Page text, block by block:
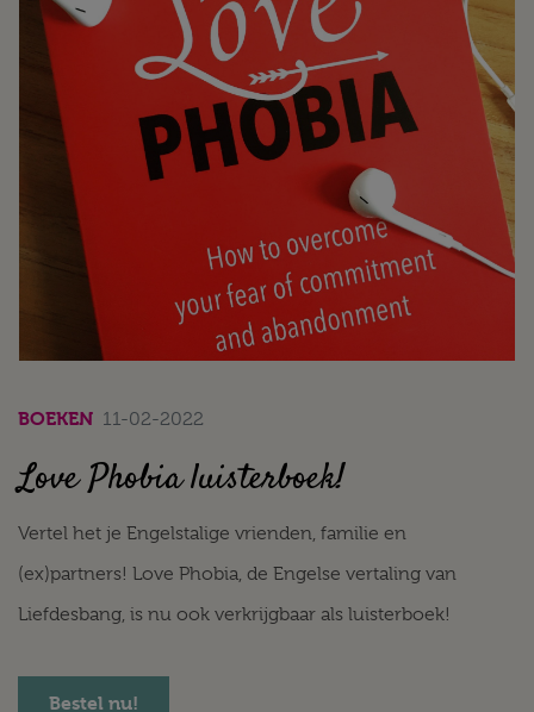
BOEKEN 11-02-2022
Love Phobia luisterboek!
Vertel het je Engelstalige vrienden, familie en
(ex)partners! Love Phobia, de Engelse vertaling van
Liefdesbang, is nu ook verkrijgbaar als luisterboek!
Bestel nu!